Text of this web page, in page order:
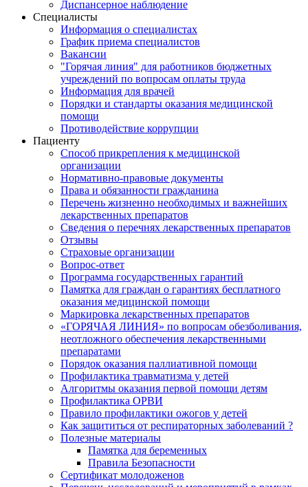
Диспансерное наблюдение
Специалисты
Информация о специалистах
График приема специалистов
Вакансии
"Горячая линия" для работников бюджетных
учреждений по вопросам оплаты труда
Информация для врачей
Порядки и стандарты оказания медицинской
помощи
Противодействие коррупции
Пациенту
Способ прикрепления к медицинской
организации
Нормативно-правовые документы
Права и обязанности гражданина
Перечень жизненно необходимых и важнейших
лекарственных препаратов
Сведения о перечнях лекарственных препаратов
Отзывы
Страховые организации
Вопрос-ответ
Программа государственных гарантий
Памятка для граждан о гарантиях бесплатного
оказания медицинской помощи
Маркировка лекарственных препаратов
«ГОРЯЧАЯ ЛИНИЯ» по вопросам обезболивания,
неотложного обеспечения лекарственными
препаратами
Порядок оказания паллиативной помощи
Профилактика травматизма у детей
Алгоритмы оказания первой помощи детям
Профилактика ОРВИ
Правило профилактики ожогов у детей
Как защититься от респираторных заболеваний ?
Полезные материалы
Памятка для беременных
Правила Безопасности
Сертификат молодоженов